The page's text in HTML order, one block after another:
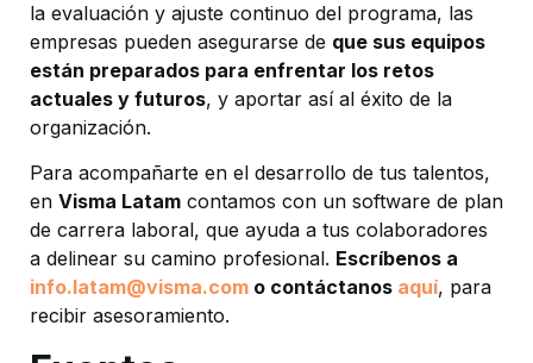
la evaluación y ajuste continuo del programa, las
empresas pueden asegurarse de que sus equipos
están preparados para enfrentar los retos
actuales y futuros, y aportar así al éxito de la
organización.
Para acompañarte en el desarrollo de tus talentos,
en Visma Latam contamos con un software de plan
de carrera laboral, que ayuda a tus colaboradores
a delinear su camino profesional. Escríbenos a
info.latam@visma.com o contáctanos aquí, para
recibir asesoramiento.